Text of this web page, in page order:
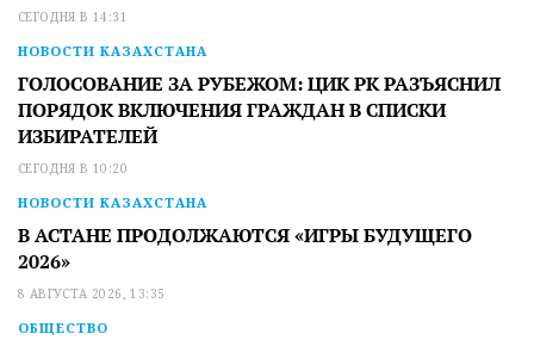
СЕГОДНЯ В 14:31
НОВОСТИ КАЗАХСТАНА
ГОЛОСОВАНИЕ ЗА РУБЕЖОМ: ЦИК РК РАЗЪЯСНИЛ
ПОРЯДОК ВКЛЮЧЕНИЯ ГРАЖДАН В СПИСКИ
ИЗБИРАТЕЛЕЙ
СЕГОДНЯ В 10:20
НОВОСТИ КАЗАХСТАНА
В АСТАНЕ ПРОДОЛЖАЮТСЯ «ИГРЫ БУДУЩЕГО
2026»
8 АВГУСТА 2026, 13:35
ОБЩЕСТВО